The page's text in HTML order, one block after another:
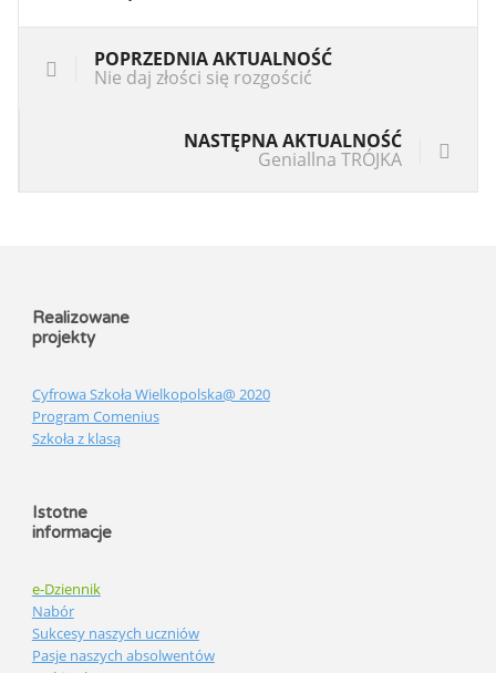
POPRZEDNIA AKTUALNOŚĆ
Nie daj złości się rozgościć
NASTĘPNA AKTUALNOŚĆ
Geniallna TRÓJKA
Realizowane
projekty
Cyfrowa Szkoła Wielkopolska@ 2020
Program Comenius
Szkoła z klasą
Istotne
informacje
e-Dziennik
Nabór
Sukcesy naszych uczniów
Pasje naszych absolwentów